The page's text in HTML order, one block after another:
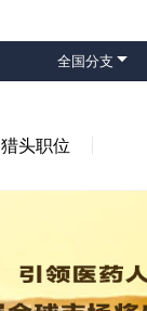
全国分支 
猎头职位